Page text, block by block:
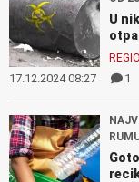
U
17.12.2024 08:27 1